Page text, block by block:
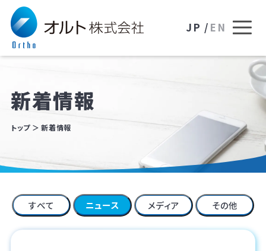
JP / EN
新着情報
トップ 新着情報
すべて ニュース メディア その他